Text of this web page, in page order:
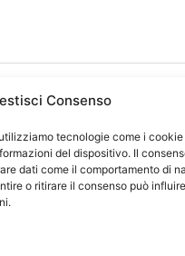
Consenso
tecnologie come i cookie
del dispositivo. Il
dati come il comportamento di
o ritirare il consenso può